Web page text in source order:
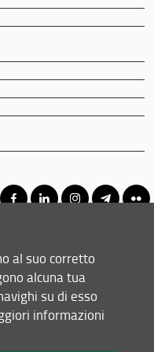
degli Studi di Firenze UNIFI
P.IVA/Cod.Fis 01279680480
18 - 50144 Firenze (FI)
al suo corretto
alcuna tua
su di esso
informazioni